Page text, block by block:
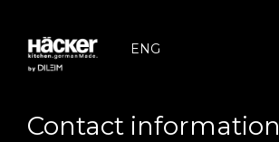
ENG
Contact information